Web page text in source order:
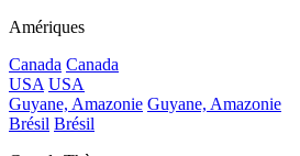
Amériques
Canada Canada
USA USA
Guyane, Amazonie Guyane, Amazonie
Brésil Brésil